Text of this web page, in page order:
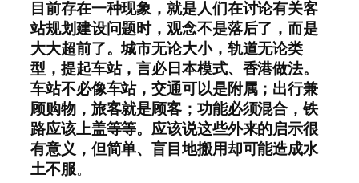
目前存在一种现象，就是人们在讨论有关客
站规划建设问题时，观念不是落后了，而是
大大超前了。城市无论大小，轨道无论类
型，提起车站，言必日本模式、香港做法。
车站不必像车站，交通可以是附属；出行兼
顾购物，旅客就是顾客；功能必须混合，铁
路应该上盖等等。应该说这些外来的启示很
有意义，但简单、盲目地搬用却可能造成水
土不服。